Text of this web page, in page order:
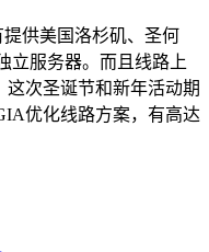
供美国洛杉矶、圣何
立服务器。而且线路上
次圣诞节和新年活动期
优化线路方案，有高达